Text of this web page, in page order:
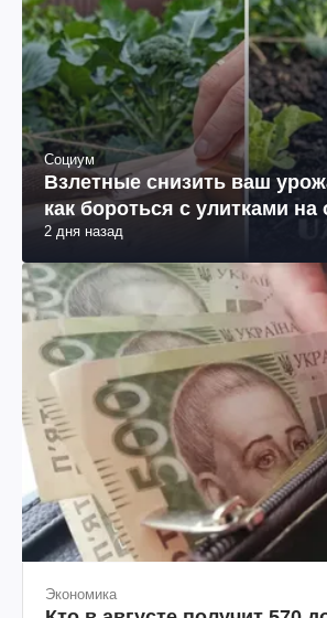
Социум
Взлетные снизить ваш
как бороться с улитками на
2 дня назад
Экономика